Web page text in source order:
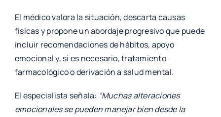
El médico valora la situación, descarta causas
físicas y propone un abordaje progresivo que puede
incluir recomendaciones de hábitos, apoyo
emocional y, si es necesario, tratamiento
farmacológico o derivación a salud mental.
El especialista señala: “Muchas alteraciones
emocionales se pueden manejar bien desde la